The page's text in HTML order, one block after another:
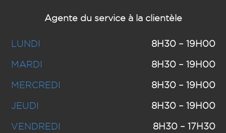
Agente du service à la clientèle
LUNDI 8H30 – 19H00
MARDI 8H30 – 19H00
MERCREDI 8H30 – 19H00
JEUDI 8H30 – 19H00
VENDREDI 8H30 – 17H30